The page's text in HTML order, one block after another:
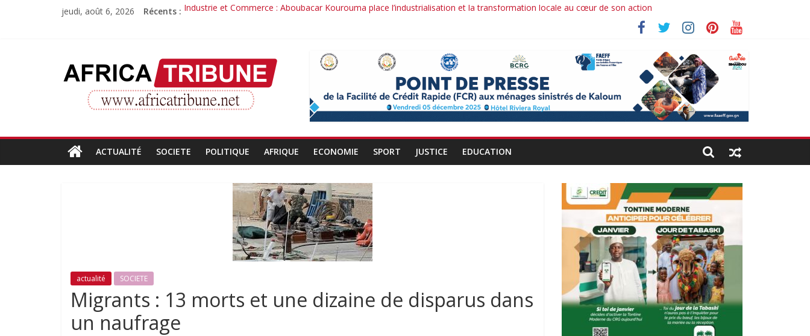
jeudi, août 6, 2026 Récents : Industrie et Commerce : Aboubacar Kourouma place l’industrialisation et la transformation locale au cœur de son action
Djiba Diakité reconduit : la confiance renouvelée envers un homme de résultats
Le parcours inspirant d’un officier au service du Président et de son pays.
AfricaTribune
d'informations
ACTUALITÉ SOCIETE POLITIQUE AFRIQUE ECONOMIE SPORT JUSTICE EDUCATION
actualité SOCIETE
Migrants : 13 morts et une dizaine de disparus dans
un naufrage